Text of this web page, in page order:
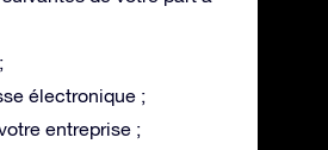
électronique ;
entreprise ;